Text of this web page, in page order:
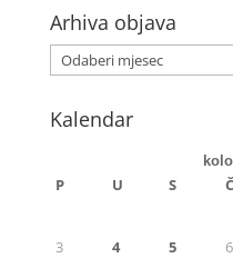
Arhiva objava
Kalendar
P U S Č
3
4 5 6